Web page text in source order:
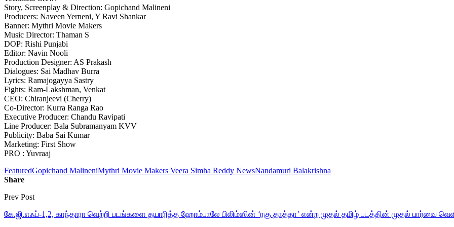
Story, Screenplay & Direction: Gopichand Malineni
Producers: Naveen Yerneni, Y Ravi Shankar
Banner: Mythri Movie Makers
Music Director: Thaman S
DOP: Rishi Punjabi
Editor: Navin Nooli
Production Designer: AS Prakash
Dialogues: Sai Madhav Burra
Lyrics: Ramajogayya Sastry
Fights: Ram-Lakshman, Venkat
CEO: Chiranjeevi (Cherry)
Co-Director: Kurra Ranga Rao
Executive Producer: Chandu Ravipati
Line Producer: Bala Subramanyam KVV
Publicity: Baba Sai Kumar
Marketing: First Show
PRO : Yuvraaj
FeaturedGopichand MalineniMythri Movie Makers Veera Simha Reddy NewsNandamuri Balakrishna
Share
Prev Post
கே.ஜி.எஃப்-1,2, காந்தாரா வெற்றி படங்களை தயாரித்த ஹோம்பாலே பிலிம்ஸின் ‘ரகு தாத்தா’ என்ற முதல் தமிழ் படத்தின் முதல் பார்வை